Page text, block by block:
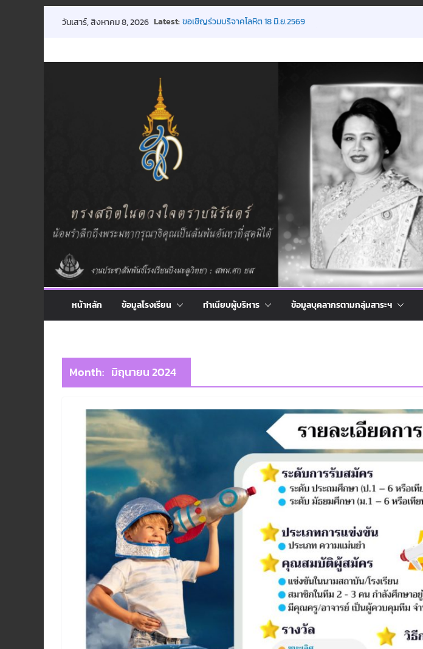
วันเสาร์, สิงหาคม 8, 2026 Latest:ขอเชิญร่วมบริจาคโลหิต 18 มิ.ย.2569
หน้าหลัก ข้อมูลโรงเรียน ทำเนียบผู้บริหาร ข้อมูลบุคลากรตามกลุ่มสาระฯ
Month: มิถุนายน 2024